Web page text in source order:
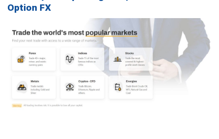
Option FX